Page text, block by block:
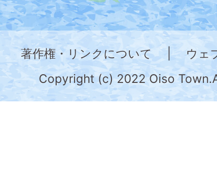
図。
神
奈
川
県
の
著作権・リンクについて
ウェ
Copyright (c) 2022 Oiso